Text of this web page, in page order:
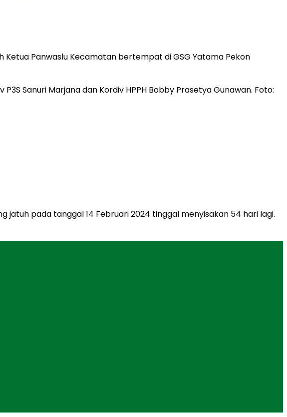
Ketua Panwaslu Kecamatan bertempat di GSG Yatama Pekon
jatuh pada tanggal 14 Februari 2024 tinggal menyisakan 54 hari lagi.